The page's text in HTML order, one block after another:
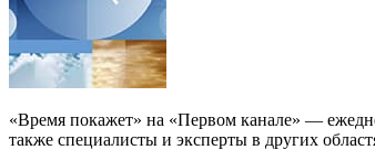
«Время покажет» на «Первом канале» —
также специалисты и эксперты в других